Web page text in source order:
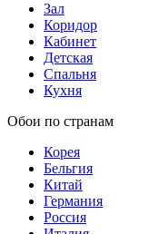
Зал
Коридор
Кабинет
Детская
Спальня
Кухня
Обои по странам
Корея
Бельгия
Китай
Германия
Россия